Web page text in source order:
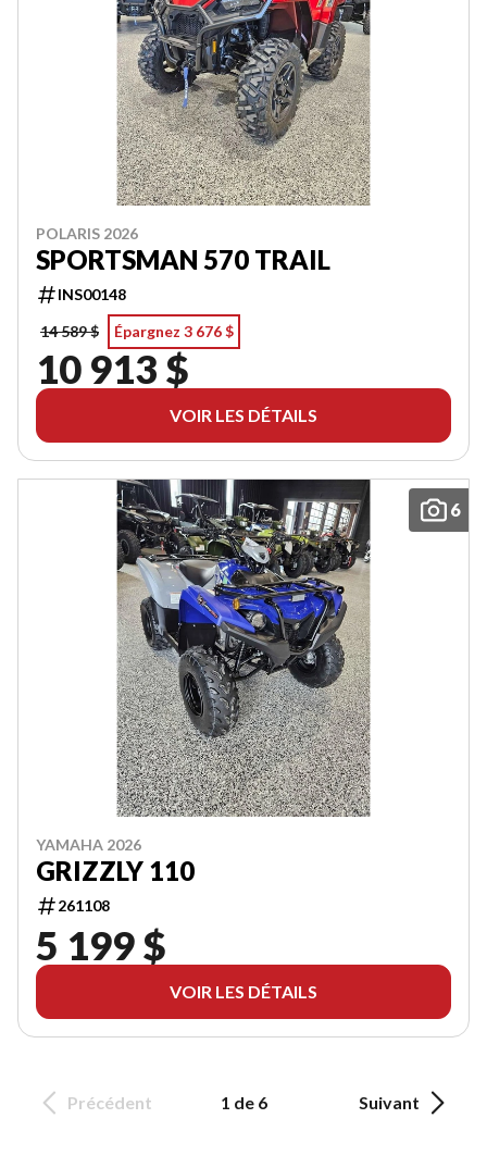
POLARIS 2026
SPORTSMAN 570 TRAIL
INS00148
14 589 $
Épargnez 3 676 $
10 913 $
VOIR LES DÉTAILS
6
YAMAHA 2026
GRIZZLY 110
261108
5 199 $
VOIR LES DÉTAILS
Précédent 1 de 6 Suivant